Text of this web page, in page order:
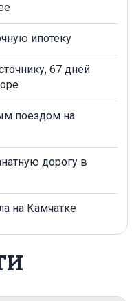
ипотеку
67 дней
поездом на
дорогу в
на Камчатке